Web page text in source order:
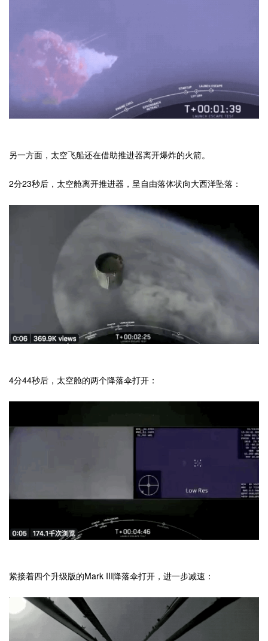
另一方面，太空飞船还在借助推进器离开爆炸的火箭。
2分23秒后，太空舱离开推进器，呈自由落体状向大西洋坠落：
4分44秒后，太空舱的两个降落伞打开：
紧接着四个升级版的Mark III降落伞打开，进一步减速：